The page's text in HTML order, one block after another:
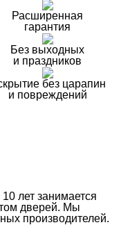
Расширенная
гарантия
Без выходных
и праздников
без царапин
и повреждений
лет занимается
дверей. Мы
производителей.